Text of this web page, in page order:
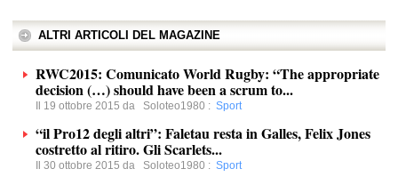
ALTRI ARTICOLI DEL MAGAZINE
RWC2015: Comunicato World Rugby: “The appropriate
decision (…) should have been a scrum to...
Il 19 ottobre 2015 da Soloteo1980 : Sport
“il Pro12 degli altri”: Faletau resta in Galles, Felix Jones
costretto al ritiro. Gli Scarlets...
Il 30 ottobre 2015 da Soloteo1980 : Sport